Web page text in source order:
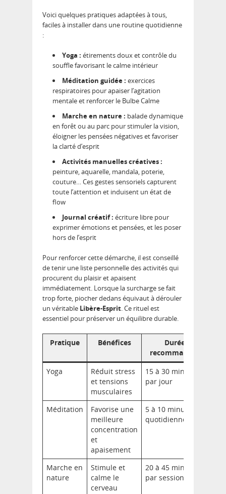
Voici quelques pratiques adaptées à tous,
faciles à installer dans une routine quotidienne
:
Yoga : étirements doux et contrôle du
souffle favorisant le calme intérieur
Méditation guidée : exercices
respiratoires pour apaiser l’agitation
mentale et renforcer le Bulbe Calme
Marche en nature : balade dynamique
en forêt ou au parc pour stimuler la vision,
éloigner les pensées négatives et favoriser
la clarté d’esprit
Activités manuelles créatives :
peinture, aquarelle, mandala, poterie,
couture… Ces gestes sensoriels capturent
toute l’attention et induisent un état de
flow
Journal créatif : écriture libre pour
exprimer émotions et pensées, et les poser
hors de l’esprit
Pour renforcer cette démarche, il est conseillé
de tenir une liste personnelle des activités qui
procurent du plaisir et apaisent
immédiatement. Lorsque la surcharge se fait
trop forte, piocher dedans équivaut à dérouler
un véritable Libère-Esprit. Ce rituel est
essentiel pour préserver un équilibre durable.
Pratique Bénéfices
Durée
recommandée
Yoga
Réduit stress
et tensions
musculaires
15 à 30 minutes
par jour
Méditation
Favorise une
meilleure
concentration
et
apaisement
5 à 10 minutes
quotidiennement
Marche en
nature
Stimule et
calme le
cerveau
20 à 45 minutes
par session